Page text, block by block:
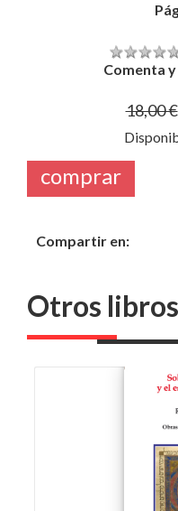
Comenta
18,00 €
comprar
Compartir en:
Otros